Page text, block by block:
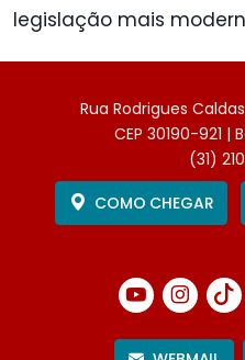
legislação mais
Rua Rodrigues
CEP 30190-921 |
(31)
COMO CHEGAR